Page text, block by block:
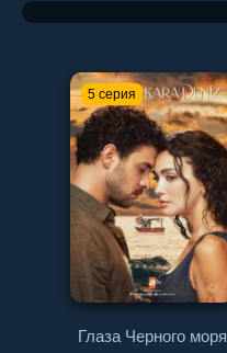
5 серия
Глаза Черного моря